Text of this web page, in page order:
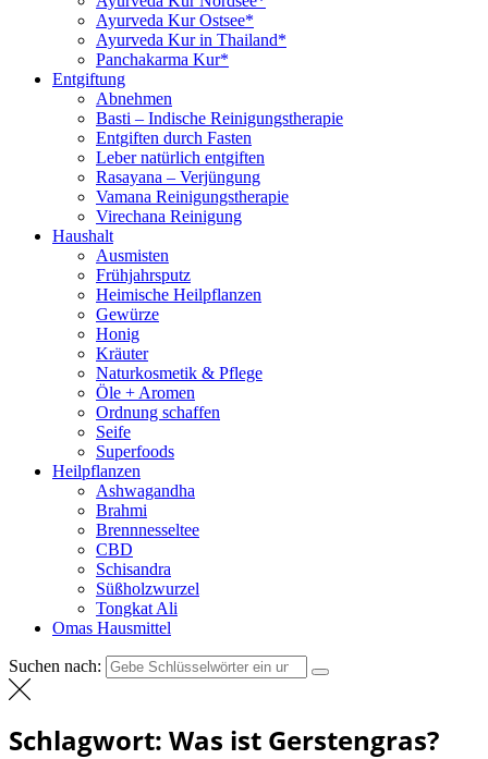
Ayurveda Kur Ostsee*
Ayurveda Kur in Thailand*
Panchakarma Kur*
Entgiftung
Abnehmen
Basti – Indische Reinigungstherapie
Entgiften durch Fasten
Leber natürlich entgiften
Rasayana – Verjüngung
Vamana Reinigungstherapie
Virechana Reinigung
Haushalt
Ausmisten
Frühjahrsputz
Heimische Heilpflanzen
Gewürze
Honig
Kräuter
Naturkosmetik & Pflege
Öle + Aromen
Ordnung schaffen
Seife
Superfoods
Heilpflanzen
Ashwagandha
Brahmi
Brennnesseltee
CBD
Schisandra
Süßholzwurzel
Tongkat Ali
Omas Hausmittel
Suchen nach:
Schlagwort: Was ist Gerstengras?